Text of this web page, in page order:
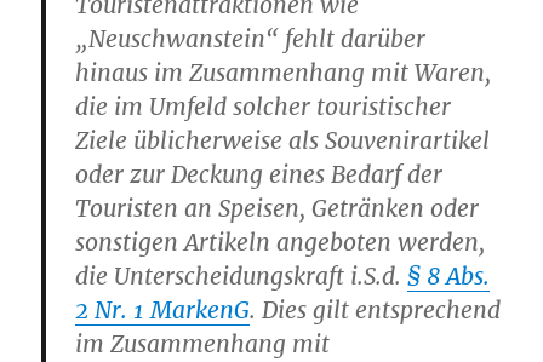
„Neuschwanstein“ fehlt darüber
hinaus im Zusammenhang mit Waren,
die im Umfeld solcher touristischer
Ziele üblicherweise als Souvenirartikel
oder zur Deckung eines Bedarf der
Touristen an Speisen, Getränken oder
sonstigen Artikeln angeboten werden,
die Unterscheidungskraft i.S.d.§ 8 Abs.
2 Nr. 1 MarkenG. Dies gilt entsprechend
im Zusammenhang mit